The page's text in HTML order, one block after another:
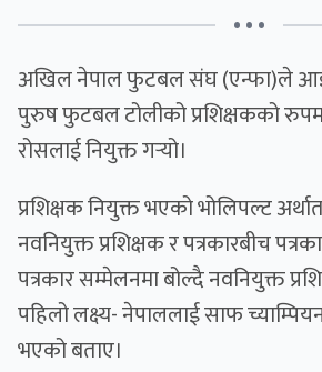
• • •
अखिल नेपाल फुटबल संघ (एन्फा)ले
पुरुष फुटबल टोलीको प्रशिक्षकको
रोसलाई नियुक्त गर्‍यो।
प्रशिक्षक नियुक्त भएको भोलिपल्ट
नवनियुक्त प्रशिक्षक र पत्रकारबीच
पत्रकार सम्मेलनमा बोल्दै नवनियुक्त
पहिलो लक्ष्य- नेपाललाई साफ
भएको बताए।